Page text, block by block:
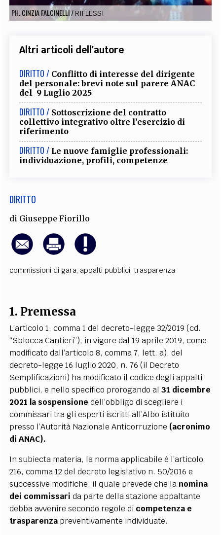
PH. CINZIA FALCINELLI/ RIFLESSI
Altri articoli dell'autore
DIRITTO / Conflitto di interesse del dirigente
del personale: brevi note sul parere ANAC
del 9 Luglio 2025
DIRITTO / Sottoscrizione del contratto
collettivo integrativo oltre l’esercizio di
riferimento
DIRITTO / Le nuove famiglie professionali:
individuazione, profili, competenze
DIRITTO
di Giuseppe Fiorillo
commissioni di gara, appalti pubblici,trasparenza
1. Premessa
L’articolo 1, comma 1 del decreto-legge 32/2019 (cd.
“Sblocca Cantieri”), in vigore dal 19 aprile 2019, come
modificato dall’articolo 8, comma 7, lett. a), del
decreto-legge 16 luglio 2020, n. 76 (il Decreto
Semplificazioni) ha modificato il codice degli appalti
pubblici, e nello specifico prorogando al31 dicembre
2021 la sospensionedell’obbligo di scegliere i
commissari tra gli esperti iscritti all’Albo istituito
presso l’Autorità Nazionale Anticorruzione (acronimo
di ANAC).
In subiecta materia, la norma applicabile è l’articolo
216, comma 12 del decreto legislativo n. 50/2016 e
successive modifiche, il quale prevede che la nomina
dei commissari da parte della stazione appaltante
debba avvenire secondo regole di competenza e
trasparenza preventivamente individuate.